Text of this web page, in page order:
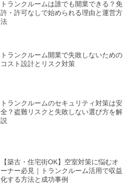
トランクルームは誰でも開業できる？免
許・許可なしで始められる理由と運営方
法
トランクルーム開業で失敗しないための
コスト設計とリスク対策
トランクルームのセキュリティ対策は安
全？盗難リスクと失敗しない選び方を解
説
【築古・住宅街OK】空室対策に悩むオ
ーナー必見｜トランクルーム活用で収益
化する方法と成功事例